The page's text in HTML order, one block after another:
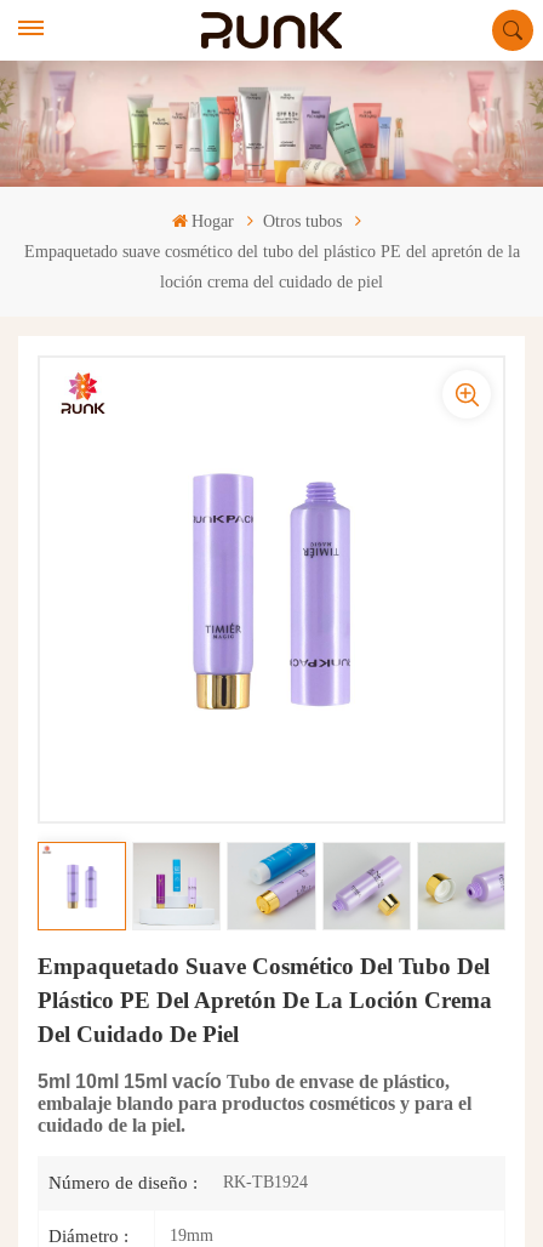
Hogar
Otros tubos
Empaquetado suave cosmético del tubo del plástico PE del apretón de la
loción crema del cuidado de piel
Empaquetado Suave Cosmético Del Tubo Del
Plástico PE Del Apretón De La Loción Crema
Del Cuidado De Piel
5ml 10ml 15ml vacío Tubo de envase de plástico,
embalaje blando para productos cosméticos y para el
cuidado de la piel.
Número de diseño : RK-TB1924
Diámetro : 19mm